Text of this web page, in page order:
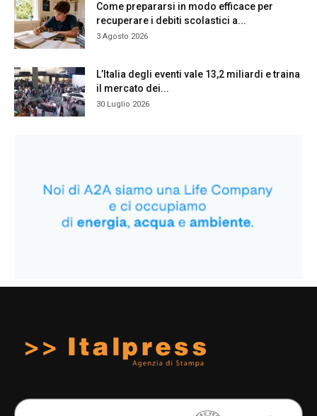
Come prepararsi in modo efficace per
recuperare i debiti scolastici a...
3 Agosto 2026
L’Italia degli eventi vale 13,2 miliardi e traina
il mercato dei...
30 Luglio 2026